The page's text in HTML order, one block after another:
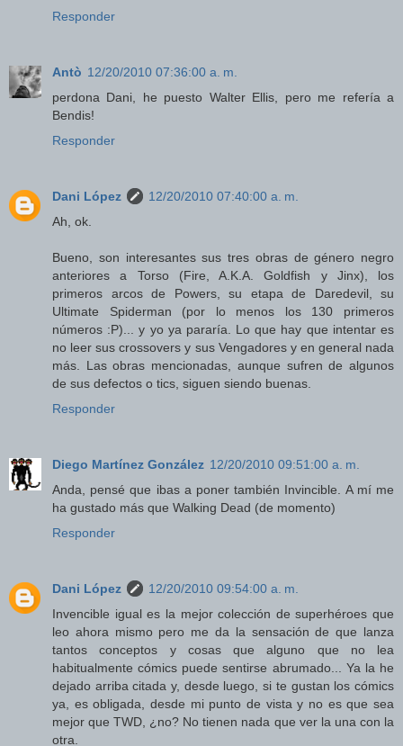
Responder
Antò 12/20/2010 07:36:00 a. m.
perdona Dani, he puesto Walter Ellis, pero me refería a
Bendis!
Responder
Dani López
12/20/2010 07:40:00 a. m.
Ah, ok.
Bueno, son interesantes sus tres obras de género negro
anteriores a Torso (Fire, A.K.A. Goldfish y Jinx), los
primeros arcos de Powers, su etapa de Daredevil, su
Ultimate Spiderman (por lo menos los 130 primeros
números :P)... y yo ya pararía. Lo que hay que intentar es
no leer sus crossovers y sus Vengadores y en general nada
más. Las obras mencionadas, aunque sufren de algunos
de sus defectos o tics, siguen siendo buenas.
Responder
Diego Martínez González 12/20/2010 09:51:00 a. m.
Anda, pensé que ibas a poner también Invincible. A mí me
ha gustado más que Walking Dead (de momento)
Responder
Dani López
12/20/2010 09:54:00 a. m.
Invencible igual es la mejor colección de superhéroes que
leo ahora mismo pero me da la sensación de que lanza
tantos conceptos y cosas que alguno que no lea
habitualmente cómics puede sentirse abrumado... Ya la he
dejado arriba citada y, desde luego, si te gustan los cómics
ya, es obligada, desde mi punto de vista y no es que sea
mejor que TWD, ¿no? No tienen nada que ver la una con la
otra.